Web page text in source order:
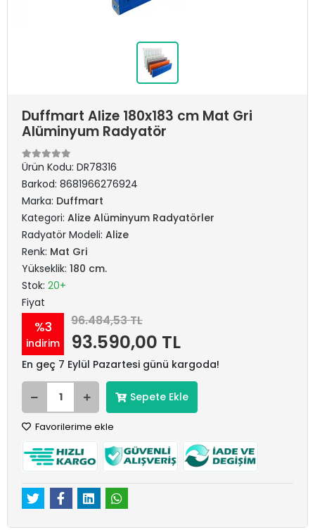
Duffmart Alize 180x183 cm Mat Gri
Alüminyum Radyatör
Ürün Kodu: DR78316
Barkod: 8681966276924
Marka: Duffmart
Kategori: Alize Alüminyum Radyatörler
Radyatör Modeli: Alize
Renk: Mat Gri
Yükseklik: 180 cm.
Stok: 20+
Fiyat
%3
indirim
96.484,53 TL
93.590,00 TL
En geç 7 Eylül Pazartesi günü kargoda!
Sepete Ekle
Favorilerime ekle